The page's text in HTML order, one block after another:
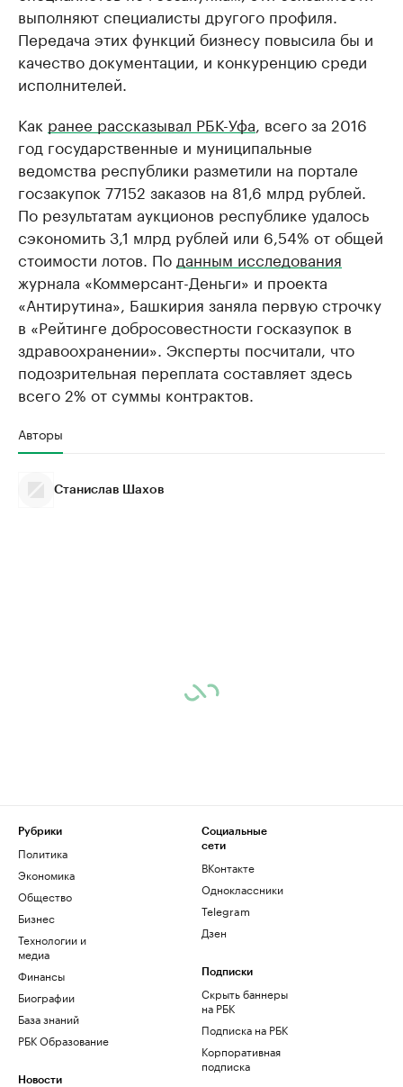
выполняют специалисты другого профиля.
Передача этих функций бизнесу повысила бы и
качество документации, и конкуренцию среди
исполнителей.
Как ранее рассказывал РБК-Уфа, всего за 2016
год государственные и муниципальные
ведомства республики разметили на портале
госзакупок 77152 заказов на 81,6 млрд рублей.
По результатам аукционов республике удалось
сэкономить 3,1 млрд рублей или 6,54% от общей
стоимости лотов. По данным исследования
журнала «Коммерсант-Деньги» и проекта
«Антирутина», Башкирия заняла первую строчку
в «Рейтинге добросовестности госказупок в
здравоохранении». Эксперты посчитали, что
подозрительная переплата составляет здесь
всего 2% от суммы контрактов.
Авторы
Станислав Шахов
Рубрики
Политика
Экономика
Общество
Бизнес
Технологии и
медиа
Финансы
Биографии
База знаний
РБК Образование
Новости
Социальные
сети
ВКонтакте
Одноклассники
Telegram
Дзен
Подписки
Скрыть баннеры
на РБК
Подписка на РБК
Корпоративная
подписка